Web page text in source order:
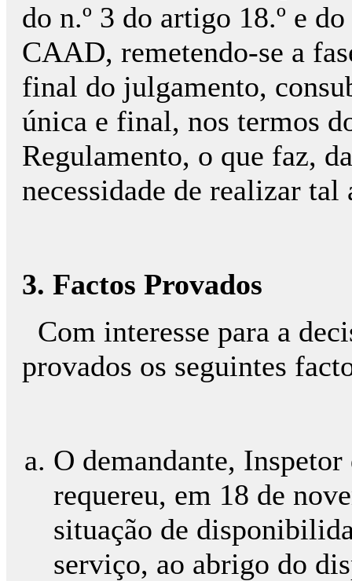
do n.º 3 do artigo 18.º e
CAAD, remetendo-se a
final do julgamento,
única e final, nos termos
Regulamento, o que faz,
necessidade de realizar tal
3. Factos Provados
Com interesse para a
provados os seguintes
O demandante,
requereu, em 18 de
situação de
serviço, ao abrigo do